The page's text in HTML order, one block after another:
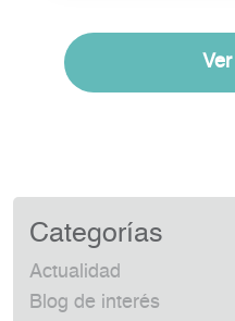
Categorías
Actualidad
Blog de interés